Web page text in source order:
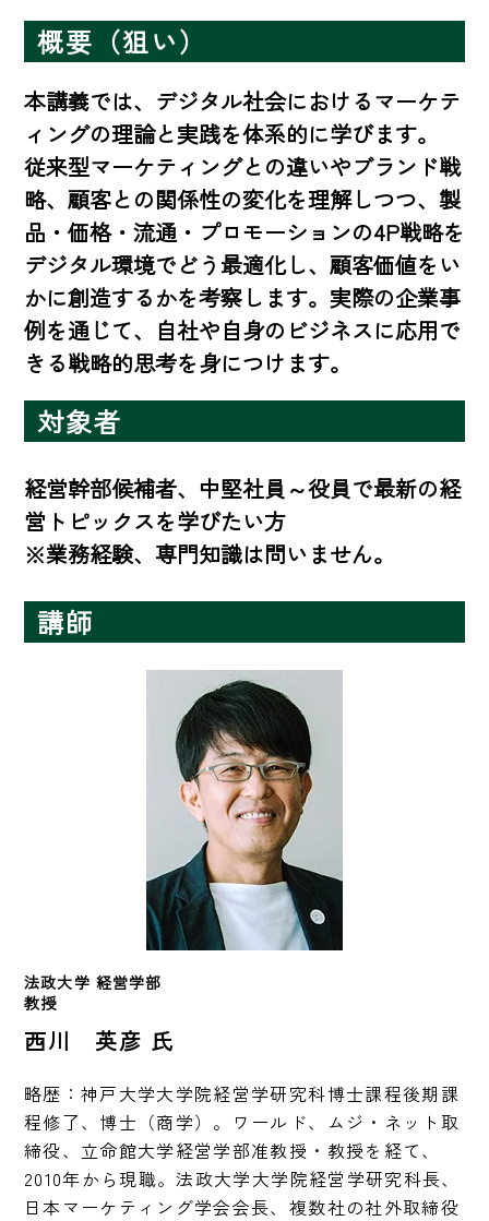
概要（狙い）
本講義では、デジタル社会におけるマーケテ
ィングの理論と実践を体系的に学びます。
従来型マーケティングとの違いやブランド戦
略、顧客との関係性の変化を理解しつつ、製
品・価格・流通・プロモーションの4P戦略を
デジタル環境でどう最適化し、顧客価値をい
かに創造するかを考察します。実際の企業事
例を通じて、自社や自身のビジネスに応用で
きる戦略的思考を身につけます。
対象者
経営幹部候補者、中堅社員～役員で最新の経
営トピックスを学びたい方
※業務経験、専門知識は問いません。
講師
法政大学 経営学部
教授
西川 英彦 氏
略歴：神戸大学大学院経営学研究科博士課程後期課
程修了、博士（商学）。ワールド、ムジ・ネット取
締役、立命館大学経営学部准教授・教授を経て、
2010年から現職。法政大学大学院経営学研究科長、
日本マーケティング学会会長、複数社の社外取締役